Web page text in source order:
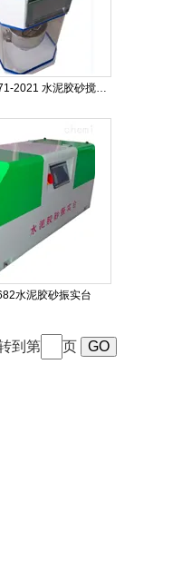
新标准GB/T 17671-2021 水泥胶砂搅拌机
水泥胶砂振实台
到第 页